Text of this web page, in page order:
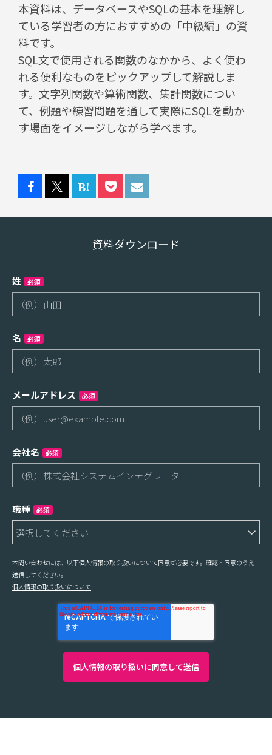
本資料は、データベースやSQLの基本を理解し
ている学習者の方におすすめの「中級編」の資
料です。
SQL文で使用される関数のなかから、よく使わ
れる便利なものをピックアップして解説しま
す。文字列関数や算術関数、集計関数につい
て、例題や練習問題を通して実際にSQLを動か
す場面をイメージしながら学べます。
資料ダウンロード
姓 必須
名 必須
メールアドレス 必須
会社名 必須
職種 必須
本問い合わせには、以下個人情報の取り扱いについて同意が必要です。確認・同意のうえ
送信してください。
個人情報の取り扱いについて